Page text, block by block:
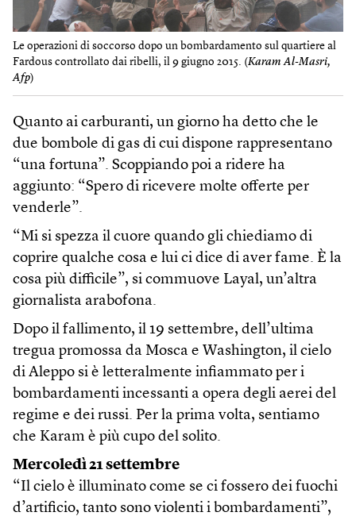
Le operazioni di soccorso dopo un bombardamento sul quartiere al
Fardous controllato dai ribelli, il 9 giugno 2015. (Karam Al-Masri,
Afp)
Quanto ai carburanti, un giorno ha detto che le
due bombole di gas di cui dispone rappresentano
“una fortuna”. Scoppiando poi a ridere ha
aggiunto: “Spero di ricevere molte offerte per
venderle”.
“Mi si spezza il cuore quando gli chiediamo di
coprire qualche cosa e lui ci dice di aver fame. È la
cosa più difficile”, si commuove Layal, un’altra
giornalista arabofona.
Dopo il fallimento, il 19 settembre, dell’ultima
tregua promossa da Mosca e Washington, il cielo
di Aleppo si è letteralmente infiammato per i
bombardamenti incessanti a opera degli aerei del
regime e dei russi. Per la prima volta, sentiamo
che Karam è più cupo del solito.
Mercoledì 21 settembre
“Il cielo è illuminato come se ci fossero dei fuochi
d’artificio, tanto sono violenti i bombardamenti”,